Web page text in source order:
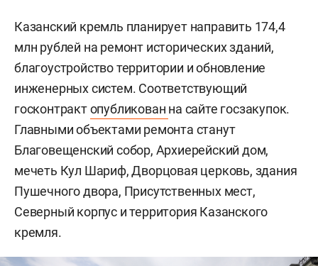
Казанский кремль планирует направить 174,4
млн рублей на ремонт исторических зданий,
благоустройство территории и обновление
инженерных систем. Соответствующий
госконтрактопубликован на сайте госзакупок.
Главными объектами ремонта станут
Благовещенский собор, Архиерейский дом,
мечеть Кул Шариф, Дворцовая церковь, здания
Пушечного двора, Присутственных мест,
Северный корпус и территория Казанского
кремля.